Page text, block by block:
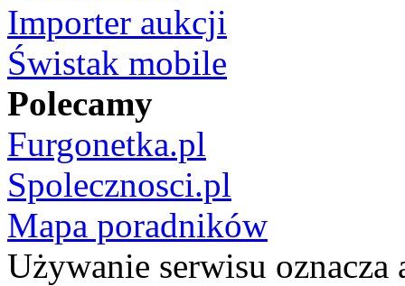
Importer aukcji
Świstak mobile
Polecamy
Furgonetka.pl
Spolecznosci.pl
Mapa poradników
Używanie serwisu oznacza